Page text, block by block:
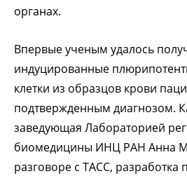
органах.
Впервые ученым удалось
индуцированные
клетки из образцов крови
подтвержденным диагнозом.
заведующая Лабораторией
биомедицины ИНЦ РАН Анна
разговоре с ТАСС, разработка